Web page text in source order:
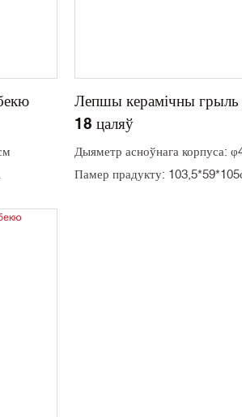
Лепшы керамічны
18 цаляў
Дыяметр асноўнага корпуса:
Памер прадукту: